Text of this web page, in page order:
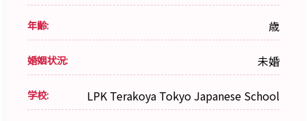
年齢: 歳
婚姻状況: 未婚
学校: LPK Terakoya Tokyo Japanese School